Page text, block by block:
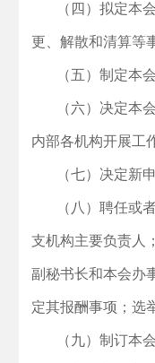
（四）拟定本
更、解散和清算等
（五）制定本
（六）决定本
内部各机构开展工
（七）决定新
（八）聘任或
支机构主要负责人
副秘书长和本会办
定其报酬事项；选
（九）制订本